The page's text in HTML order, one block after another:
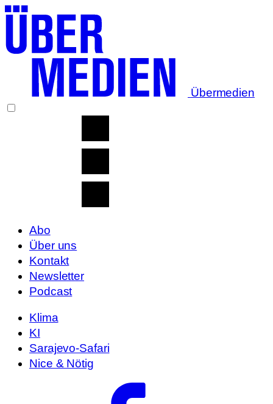
Übermedien
Abo
Über uns
Kontakt
Newsletter
Podcast
Klima
KI
Sarajevo-Safari
Nice & Nötig